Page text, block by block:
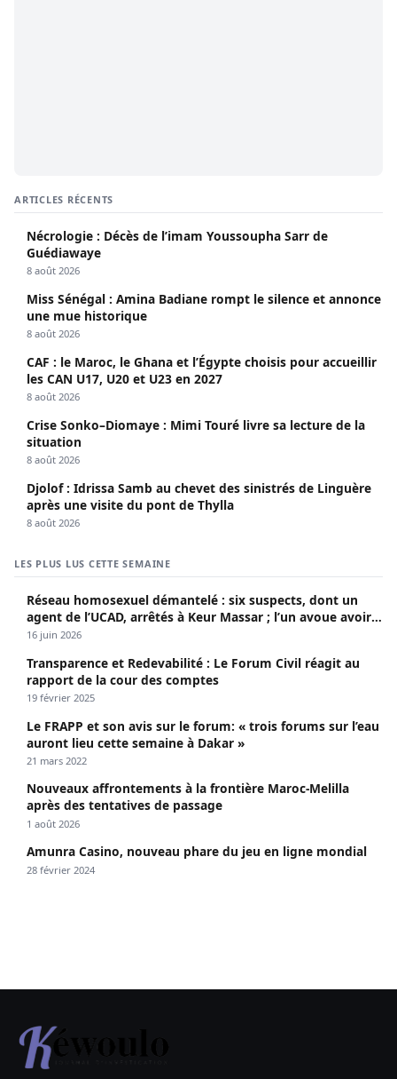
ARTICLES RÉCENTS
Nécrologie : Décès de l’imam Youssoupha Sarr de
Guédiawaye
8 août 2026
Miss Sénégal : Amina Badiane rompt le silence et annonce
une mue historique
8 août 2026
CAF : le Maroc, le Ghana et l’Égypte choisis pour accueillir
les CAN U17, U20 et U23 en 2027
8 août 2026
Crise Sonko–Diomaye : Mimi Touré livre sa lecture de la
situation
8 août 2026
Djolof : Idrissa Samb au chevet des sinistrés de Linguère
après une visite du pont de Thylla
8 août 2026
LES PLUS LUS CETTE SEMAINE
Réseau homosexuel démantelé : six suspects, dont un
agent de l’UCAD, arrêtés à Keur Massar ; l’un avoue avoir
propagé le VIH depuis 2018
16 juin 2026
Transparence et Redevabilité : Le Forum Civil réagit au
rapport de la cour des comptes
19 février 2025
Le FRAPP et son avis sur le forum: « trois forums sur l’eau
auront lieu cette semaine à Dakar »
21 mars 2022
Nouveaux affrontements à la frontière Maroc-Melilla
après des tentatives de passage
1 août 2026
Amunra Casino, nouveau phare du jeu en ligne mondial
28 février 2024